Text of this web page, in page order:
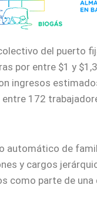
del puerto
por entre $1 y
ingresos
172
automático de
y cargos
como parte de